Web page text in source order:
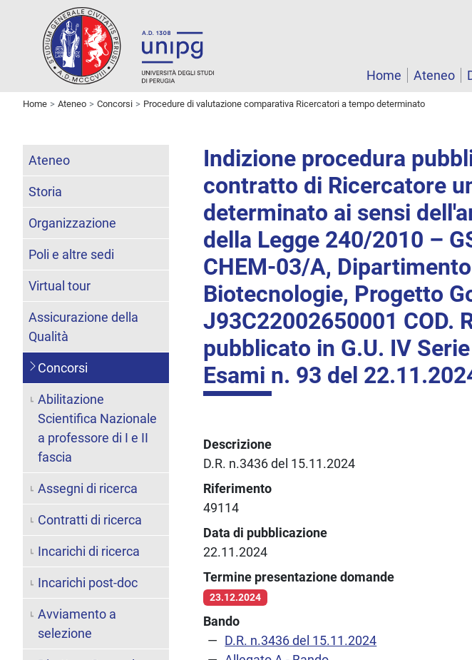
Home
Ateneo
Home Ateneo Concorsi Procedure di valutazione comparativa Ricercatori a tempo determinato
Indizione procedura
contratto di Ricercatore
determinato ai sensi
della Legge 240/2010 –
CHEM-03/A,
Biotecnologie, Progetto
J93C22002650001 COD.
pubblicato in G.U. IV
Esami n. 93 del
Descrizione
D.R. n.3436 del 15.11.2024
Riferimento
49114
Data di pubblicazione
22.11.2024
Termine presentazione domande
23.12.2024
Bando
D.R. n.3436 del 15.11.2024
Ateneo
Storia
Organizzazione
Poli e altre sedi
Virtual tour
Assicurazione della
Qualità
Concorsi
Abilitazione
Scientifica Nazionale
a professore di I e II
fascia
Assegni di ricerca
Contratti di ricerca
Incarichi di ricerca
Incarichi post-doc
Avviamento a
selezione